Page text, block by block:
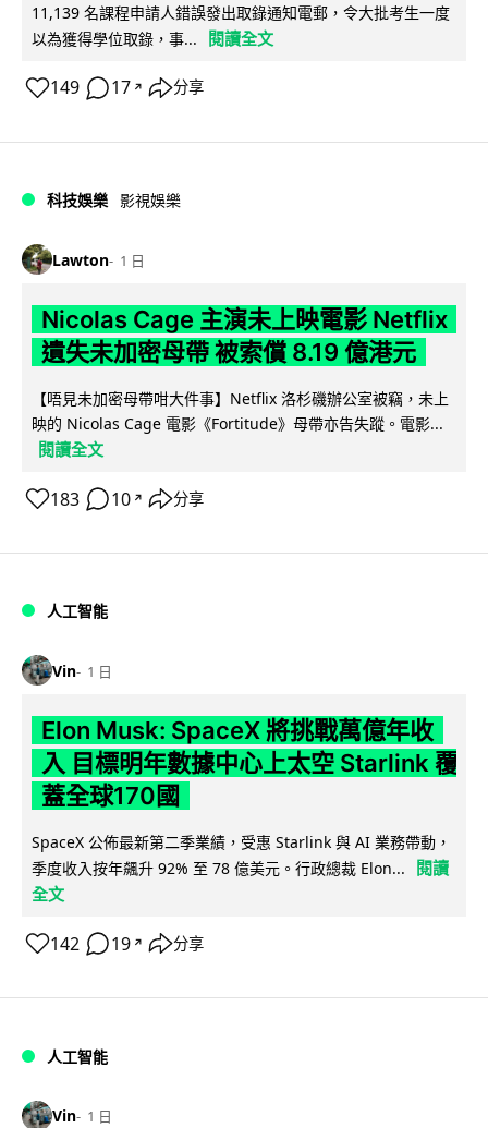
11,139 名課程申請人錯誤發出取錄通知電郵，令大批考生一度
以為獲得學位取錄，事...
閱讀全文
149 17 ↗ 分享
科技娛樂 影視娛樂
Lawton 1 日
Nicolas Cage 主演未上映電影 Netflix
遺失未加密母帶 被索償 8.19 億港元
【唔見未加密母帶咁大件事】Netflix 洛杉磯辦公室被竊，未上
映的 Nicolas Cage 電影《Fortitude》母帶亦告失蹤。電影...
閱讀全文
183 10 ↗ 分享
人工智能
Vin 1 日
Elon Musk: SpaceX 將挑戰萬億年收
入 目標明年數據中心上太空 Starlink 覆
蓋全球170國
SpaceX 公佈最新第二季業績，受惠 Starlink 與 AI 業務帶動，
季度收入按年飆升 92% 至 78 億美元。行政總裁 Elon...
閱讀
全文
142 19 ↗ 分享
人工智能
Vin 1 日